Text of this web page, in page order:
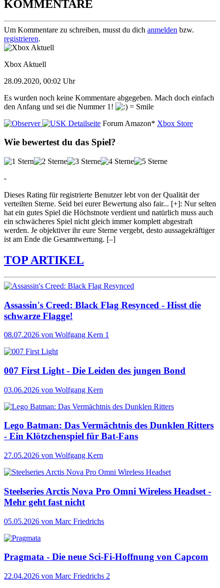
KOMMENTARE
Um Kommentare zu schreiben, musst du dich anmelden bzw.
registrieren.
Xbox Aktuell
28.09.2020, 00:02 Uhr
Es wurden noch keine Kommentare abgegeben. Mach doch einfach
den Anfang und sei die Nummer 1!
Detailseite Forum Amazon* Xbox Store
Wie bewertest du das Spiel?
-
Dieses Rating für registrierte Benutzer lebt von der Qualität der
verteilten Sterne. Seid bei eurer Bewertung also fair... [+]: Nur selten
hat ein gutes Spiel die Höchstnote verdient und natürlich muss auch
ein schwächeres Spiel nicht gleich immer komplett abgestraft
werden. Je objektiver ihr eure Sterne vergebt, desto aussagekräftiger
ist am Ende die Gesamtwertung. [–]
TOP ARTIKEL
Assassin's Creed: Black Flag Resynced - Hisst die
schwarze Flagge!
08.07.2026 von Wolfgang Kern 1
007 First Light - Die Leiden des jungen Bond
03.06.2026 von Wolfgang Kern
Lego Batman: Das Vermächtnis des Dunklen Ritters
- Ein Klötzchenspiel für Bat-Fans
27.05.2026 von Wolfgang Kern
Steelseries Arctis Nova Pro Omni Wireless Headset -
Mehr geht fast nicht
05.05.2026 von Marc Friedrichs
Pragmata - Die neue Sci-Fi-Hoffnung von Capcom
22.04.2026 von Marc Friedrichs 2